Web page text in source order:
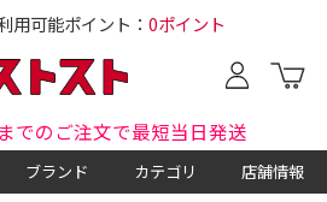
可能ポイント： 0ポイント
でのご注文で最短当日発送
ブランド カテゴリ 店舗情報